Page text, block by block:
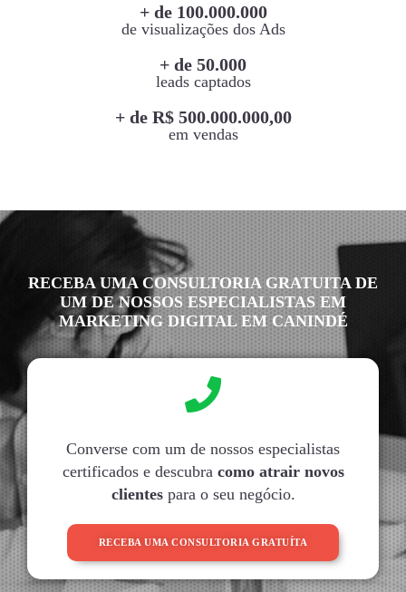
+ de 100.000.000
de visualizações dos Ads
+ de 50.000
leads captados
+ de R$ 500.000.000,00
em vendas
RECEBA UMA CONSULTORIA GRATUITA DE
UM DE NOSSOS ESPECIALISTAS EM
MARKETING DIGITAL EM CANINDÉ
Converse com um de nossos especialistas
certificados e descubra como atrair novos
clientespara o seu negócio.
RECEBA UMA CONSULTORIA GRATUÍTA